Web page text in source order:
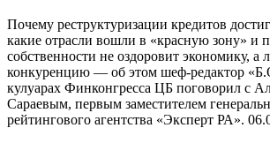
Почему реструктуризации кредитов
какие отрасли вошли в «красную зону» и
собственности не оздоровит экономику, а
конкуренцию — об этом шеф-редактор
кулуарах Финконгресса ЦБ поговорил с
Сараевым, первым заместителем
рейтингового агентства «Эксперт РА».